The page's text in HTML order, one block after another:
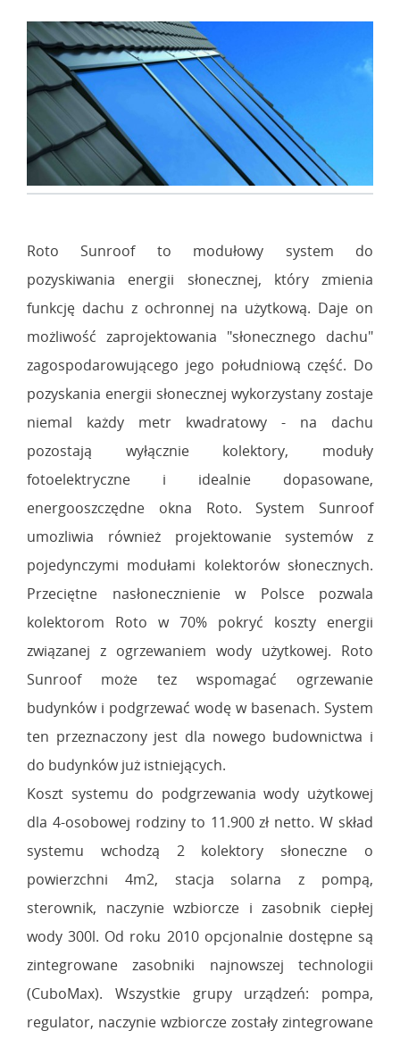
Roto Sunroof to modułowy system do
pozyskiwania energii słonecznej, który zmienia
funkcję dachu z ochronnej na użytkową. Daje on
możliwość zaprojektowania "słonecznego dachu"
zagospodarowującego jego południową część. Do
pozyskania energii słonecznej wykorzystany zostaje
niemal każdy metr kwadratowy - na dachu
pozostają wyłącznie kolektory, moduły
fotoelektryczne i idealnie dopasowane,
energooszczędne okna Roto. System Sunroof
umozliwia również projektowanie systemów z
pojedynczymi modułami kolektorów słonecznych.
Przeciętne nasłonecznienie w Polsce pozwala
kolektorom Roto w 70% pokryć koszty energii
związanej z ogrzewaniem wody użytkowej. Roto
Sunroof może tez wspomagać ogrzewanie
budynków i podgrzewać wodę w basenach. System
ten przeznaczony jest dla nowego budownictwa i
do budynków już istniejących.
Koszt systemu do podgrzewania wody użytkowej
dla 4-osobowej rodziny to 11.900 zł netto. W skład
systemu wchodzą 2 kolektory słoneczne o
powierzchni 4m2, stacja solarna z pompą,
sterownik, naczynie wzbiorcze i zasobnik ciepłej
wody 300l. Od roku 2010 opcjonalnie dostępne są
zintegrowane zasobniki najnowszej technologii
(CuboMax). Wszystkie grupy urządzeń: pompa,
regulator, naczynie wzbiorcze zostały zintegrowane